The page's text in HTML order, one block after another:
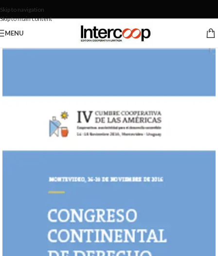
Skip to navigation
Skip to main content
MENU